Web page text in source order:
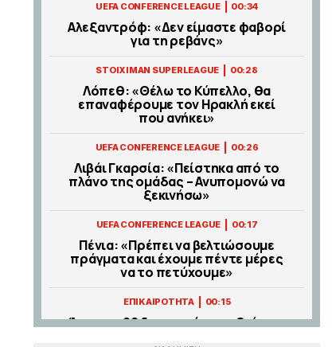
UEFA CONFERENCE LEAGUE 00:34
Αλεξαντρόφ: «Δεν είμαστε φαβορί
για τη ρεβάνς»
STOIXIMAN SUPERLEAGUE 00:28
Λόπεθ: «Θέλω το Κύπελλο, θα
επαναφέρουμε τον Ηρακλή εκεί
που ανήκει»
UEFA CONFERENCE LEAGUE 00:26
Λιβάι Γκαρσία: «Πείστηκα από το
πλάνο της ομάδας – Ανυπομονώ να
ξεκινήσω»
UEFA CONFERENCE LEAGUE 00:17
Πένια: «Πρέπει να βελτιώσουμε
πράγματα και έχουμε πέντε μέρες
να το πετύχουμε»
ΕΠΙΚΑΙΡΟΤΗΤΑ 00:15
Άνω των 20 δισ. ευρώ οι ρυθμίσεις